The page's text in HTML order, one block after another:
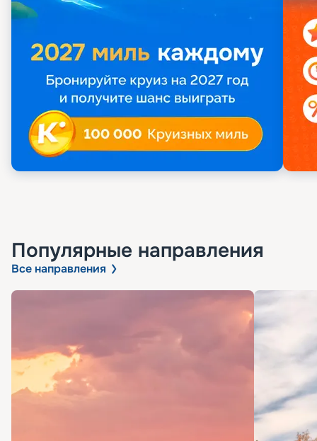
Популярные направления
Все направления